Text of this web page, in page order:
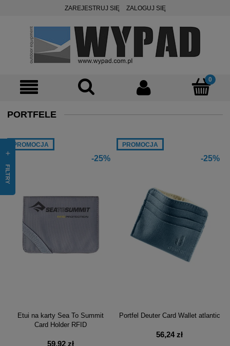
ZAREJESTRUJ SIĘ ZALOGUJ SIĘ
PORTFELE
-25%
Etui na karty Sea To Summit
Card Holder RFID
59,92 zł
PROMOCJA
-25%
Portfel Deuter Card Wallet atlantic
56,24 zł
PROMOCJA
FILTRY